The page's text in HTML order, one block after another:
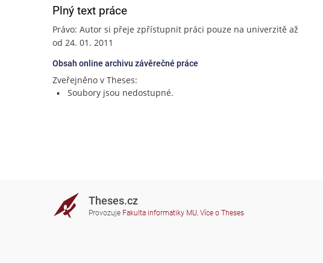
Plný text práce
Právo: Autor si přeje zpřístupnit práci pouze na univerzitě až
od 24. 01. 2011
Obsah online archivu závěrečné práce
Zveřejněno v Theses:
Soubory jsou nedostupné.
Theses.cz
Provozuje Fakulta informatiky MU, Více o Theses